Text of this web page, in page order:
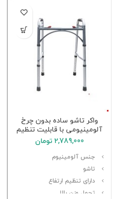
واکر تاشو ساده بدون چرخ
آلومینیومی با قابلیت تنظیم
ارتفاع
2,789,000 تومان
جنس آلومینیوم
تاشو
دارای تنظیم ارتفاع
تحمل وزن بالا